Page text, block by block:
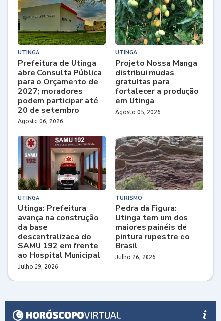
UTINGA
Prefeitura de Utinga
abre Consulta Pública
para o Orçamento de
2027; moradores
podem participar até
20 de setembro
Agosto 06, 2026
UTINGA
Projeto Nossa Manga
distribui mudas
gratuitas para
fortalecer a produção
em Utinga
Agosto 05, 2026
UTINGA
Utinga: Prefeitura
avança na construção
da base
descentralizada do
SAMU 192 em frente
ao Hospital Municipal
Julho 29, 2026
TURISMO
Pedra da Figura:
Utinga tem um dos
maiores painéis de
pintura rupestre do
Brasil
Julho 26, 2026